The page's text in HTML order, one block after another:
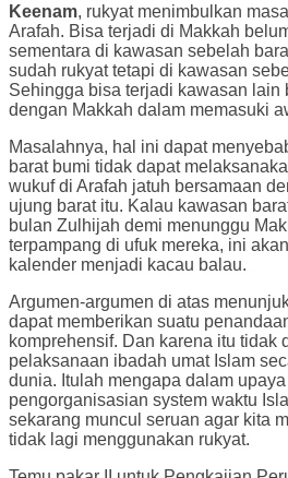
Keenam, rukyat menimbulkan
Arafah. Bisa terjadi di Makkah
sementara di kawasan sebelah
sudah rukyat tetapi di kawasan
Sehingga bisa terjadi kawasan lain
dengan Makkah dalam memasuki
Masalahnya, hal ini dapat
barat bumi tidak dapat
wukuf di Arafah jatuh bersamaan
ujung barat itu. Kalau kawasan
bulan Zulhijah demi menunggu
terpampang di ufuk mereka, ini
kalender menjadi kacau balau.
Argumen-argumen di atas
dapat memberikan suatu
komprehensif. Dan karena itu tidak
pelaksanaan ibadah umat Islam
dunia. Itulah mengapa dalam
pengorganisasian system waktu
sekarang muncul seruan agar kita
tidak lagi menggunakan rukyat.